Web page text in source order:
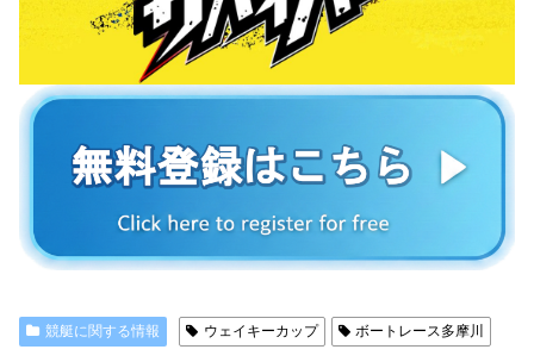
競艇に関する情報 ウェイキーカップ ボートレース多摩川